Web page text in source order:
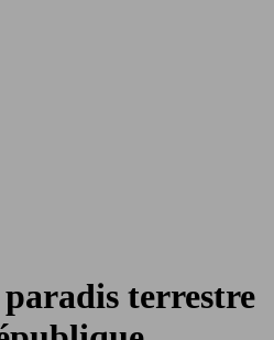
terrestre